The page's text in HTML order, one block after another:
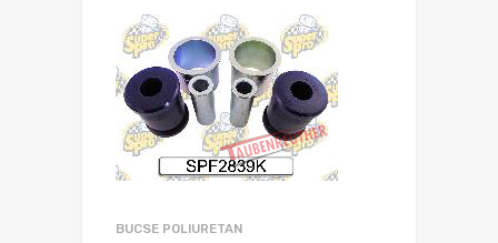
BUCSE POLIURETAN